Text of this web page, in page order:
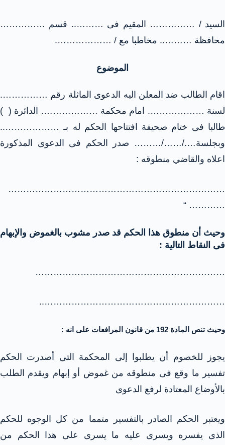
السيد / …………… المقيم فى ……….. قسم ……………
محافظة ……….. مخاطبا مع / ……………….
الموضوع
اقام الطالب ضد المعلن اليه الدعوى الماثلة رقم …………….
لسنة ………………. امام محكمة ………………. الدائرة ( )
طالبا فى ختام صحيفة افتتاحها الحكم له بـ ………………..
وبجلسة…./……/……… صدر الحكم فى الدعوى المذكورة
اعلاه والقاضي منطوقه :
………………………………………………………………
………… “
وحيث أن منطوق هذا الحكم قد صدر مشوب بالغموض والإبهام
فى النقاط التالية :
………………………………………………………
……………………………………………………..
وحيث تنص المادة 192 من قانون المرافعات على انه :
يجوز للخصوم أن يطلبوا إلى المحكمة التى أصدرت الحكم
تفسير ما وقع فى منطوقه من غموض أو إبهام ويقدم الطلب
بالأوضاع المعتادة لرفع الدعوى
ويعتبر الحكم الصادر بالتفسير متمما من كل الوجوه للحكم
الذى يفسره ويسرى عليه ما يسرى على هذا الحكم من